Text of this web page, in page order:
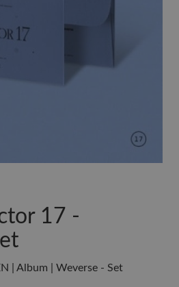
17 -
| Album | Weverse - Set